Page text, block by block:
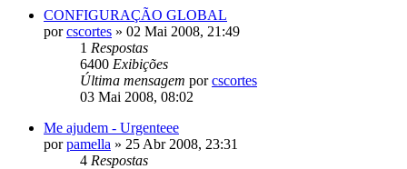
CONFIGURAÇÃO GLOBAL
porcscortes » 02 Mai 2008, 21:49
1 Respostas
6400 Exibições
Última mensagem porcscortes
03 Mai 2008, 08:02
Me ajudem - Urgenteee
porpamella » 25 Abr 2008, 23:31
4 Respostas